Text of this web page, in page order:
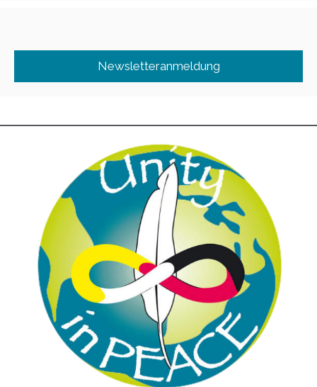
Newsletteranmeldung